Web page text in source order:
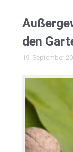
den
19. September